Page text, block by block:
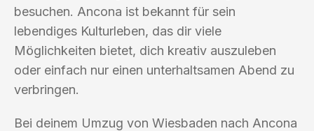
besuchen. Ancona ist bekannt für sein
lebendiges Kulturleben, das dir viele
Möglichkeiten bietet, dich kreativ auszuleben
oder einfach nur einen unterhaltsamen Abend zu
verbringen.
Bei deinem Umzug von Wiesbaden nach Ancona